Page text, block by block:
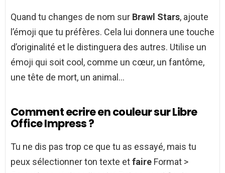
Quand tu changes de nom sur Brawl Stars, ajoute
l’émoji que tu préfères. Cela lui donnera une touche
d’originalité et le distinguera des autres. Utilise un
émoji qui soit cool, comme un cœur, un fantôme,
une tête de mort, un animal…
Comment ecrire en couleur sur Libre
Office Impress ?
Tu ne dis pas trop ce que tu as essayé, mais tu
peux sélectionner ton texte etfaire Format >